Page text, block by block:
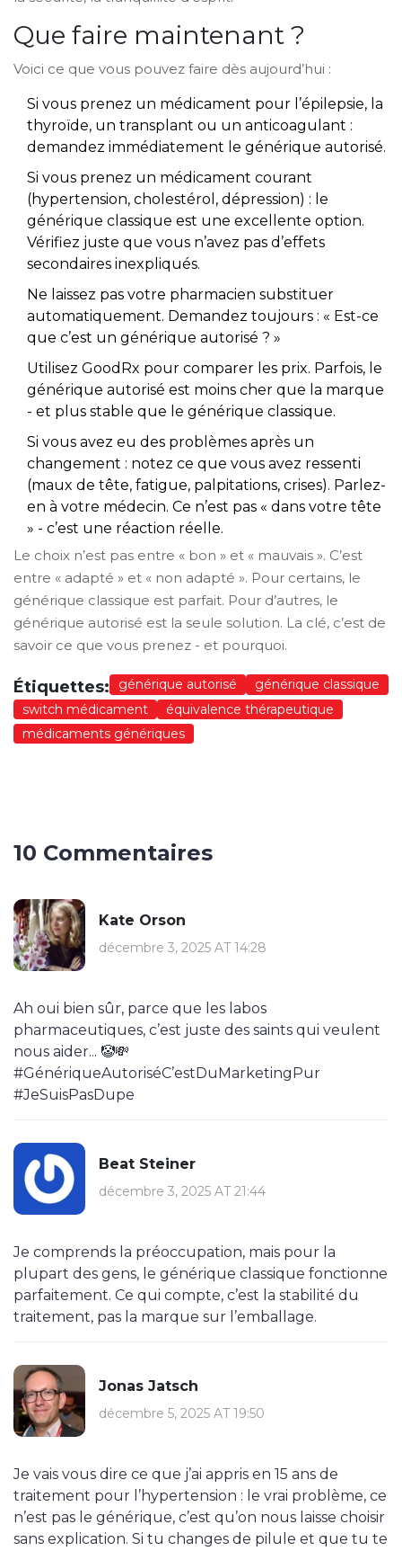
Que faire maintenant ?
Voici ce que vous pouvez faire dès aujourd’hui :
Si vous prenez un médicament pour l’épilepsie, la
thyroïde, un transplant ou un anticoagulant :
demandez immédiatement le générique autorisé.
Si vous prenez un médicament courant
(hypertension, cholestérol, dépression) : le
générique classique est une excellente option.
Vérifiez juste que vous n’avez pas d’effets
secondaires inexpliqués.
Ne laissez pas votre pharmacien substituer
automatiquement. Demandez toujours : « Est-ce
que c’est un générique autorisé ? »
Utilisez GoodRx pour comparer les prix. Parfois, le
générique autorisé est moins cher que la marque
- et plus stable que le générique classique.
Si vous avez eu des problèmes après un
changement : notez ce que vous avez ressenti
(maux de tête, fatigue, palpitations, crises). Parlez-
en à votre médecin. Ce n’est pas « dans votre tête
» - c’est une réaction réelle.
Le choix n’est pas entre « bon » et « mauvais ». C’est
entre « adapté » et « non adapté ». Pour certains, le
générique classique est parfait. Pour d’autres, le
générique autorisé est la seule solution. La clé, c’est de
savoir ce que vous prenez - et pourquoi.
Étiquettes: générique autorisé
générique classique
switch médicament
équivalence thérapeutique
médicaments génériques
10 Commentaires
Kate Orson
décembre 3, 2025 AT 14:28
Ah oui bien sûr, parce que les labos
pharmaceutiques, c’est juste des saints qui veulent
nous aider... 🤡💸
#GénériqueAutoriséC’estDuMarketingPur
#JeSuisPasDupe
Beat Steiner
décembre 3, 2025 AT 21:44
Je comprends la préoccupation, mais pour la
plupart des gens, le générique classique fonctionne
parfaitement. Ce qui compte, c’est la stabilité du
traitement, pas la marque sur l’emballage.
Jonas Jatsch
décembre 5, 2025 AT 19:50
Je vais vous dire ce que j’ai appris en 15 ans de
traitement pour l’hypertension : le vrai problème, ce
n’est pas le générique, c’est qu’on nous laisse choisir
sans explication. Si tu changes de pilule et que tu te